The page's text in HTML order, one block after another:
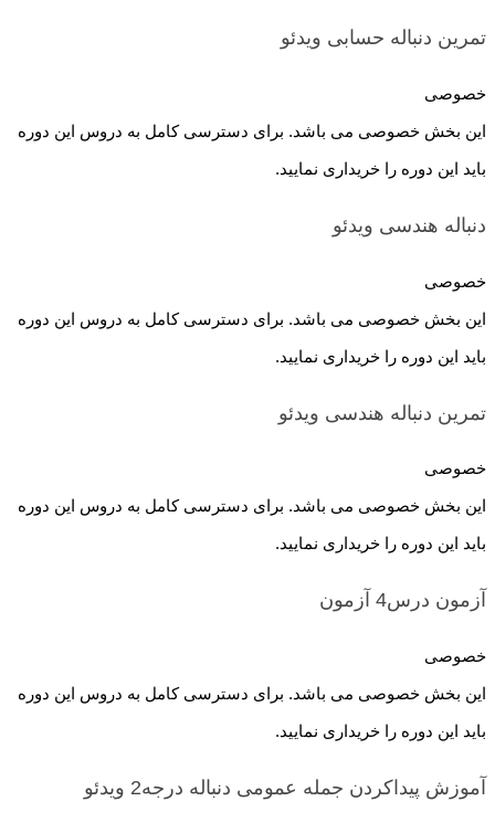
تمرین دنباله حسابی ویدئو
خصوصی
این بخش خصوصی می باشد. برای دسترسی کامل به دروس این دوره
باید این دوره را خریداری نمایید.
دنباله هندسی ویدئو
خصوصی
این بخش خصوصی می باشد. برای دسترسی کامل به دروس این دوره
باید این دوره را خریداری نمایید.
تمرین دنباله هندسی ویدئو
خصوصی
این بخش خصوصی می باشد. برای دسترسی کامل به دروس این دوره
باید این دوره را خریداری نمایید.
آزمون درس4 آزمون
خصوصی
این بخش خصوصی می باشد. برای دسترسی کامل به دروس این دوره
باید این دوره را خریداری نمایید.
آموزش پیداکردن جمله عمومی دنباله درجه2 ویدئو